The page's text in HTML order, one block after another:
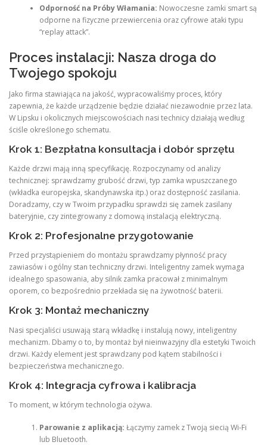
Odporność na Próby Włamania: Nowoczesne zamki smart są
odporne na fizyczne przewiercenia oraz cyfrowe ataki typu
“replay attack”.
Proces instalacji: Nasza droga do
Twojego spokoju
Jako firma stawiająca na jakość, wypracowaliśmy proces, który
zapewnia, że każde urządzenie będzie działać niezawodnie przez lata.
W Lipsku i okolicznych miejscowościach nasi technicy działają według
ściśle określonego schematu.
Krok 1: Bezpłatna konsultacja i dobór sprzętu
Każde drzwi mają inną specyfikację. Rozpoczynamy od analizy
technicznej: sprawdzamy grubość drzwi, typ zamka wpuszczanego
(wkładka europejska, skandynawska itp.) oraz dostępność zasilania.
Doradzamy, czy w Twoim przypadku sprawdzi się zamek zasilany
bateryjnie, czy zintegrowany z domową instalacją elektryczną.
Krok 2: Profesjonalne przygotowanie
Przed przystąpieniem do montażu sprawdzamy płynność pracy
zawiasów i ogólny stan techniczny drzwi. Inteligentny zamek wymaga
idealnego spasowania, aby silnik zamka pracował z minimalnym
oporem, co bezpośrednio przekłada się na żywotność baterii.
Krok 3: Montaż mechaniczny
Nasi specjaliści usuwają starą wkładkę i instalują nowy, inteligentny
mechanizm. Dbamy o to, by montaż był nieinwazyjny dla estetyki Twoich
drzwi. Każdy element jest sprawdzany pod kątem stabilności i
bezpieczeństwa mechanicznego.
Krok 4: Integracja cyfrowa i kalibracja
To moment, w którym technologia ożywa.
Parowanie z aplikacją: Łączymy zamek z Twoją siecią Wi-Fi
lub Bluetooth.